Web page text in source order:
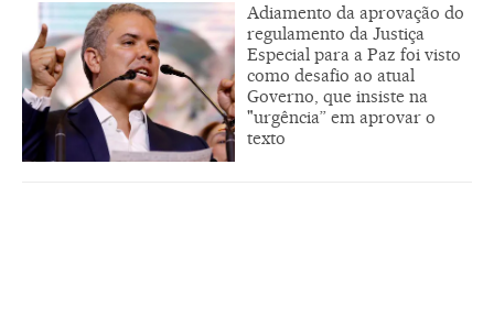
Adiamento da aprovação do
regulamento da Justiça
Especial para a Paz foi visto
como desafio ao atual
Governo, que insiste na
"urgência” em aprovar o
texto